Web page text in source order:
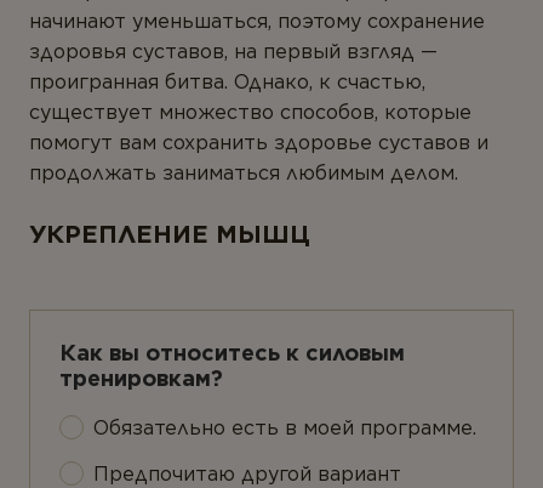
начинают уменьшаться, поэтому сохранение
здоровья суставов, на первый взгляд —
проигранная битва. Однако, к счастью,
существует множество способов, которые
помогут вам сохранить здоровье суставов и
продолжать заниматься любимым делом.
УКРЕПЛЕНИЕ МЫШЦ
Как вы относитесь к силовым
тренировкам?
Обязательно есть в моей программе.
Предпочитаю другой вариант